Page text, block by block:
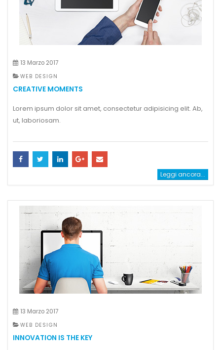
13 Marzo 2017
WEB DESIGN
CREATIVE MOMENTS
Lorem ipsum dolor sit amet, consectetur adipisicing elit. Ab,
ut, laboriosam.
Leggi ancora...
13 Marzo 2017
WEB DESIGN
INNOVATION IS THE KEY